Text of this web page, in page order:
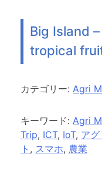
Big Island
tropical
カテゴリー: Agri
キーワード: Agri
Trip, ICT, IoT, ア
ト , スマホ, 農業